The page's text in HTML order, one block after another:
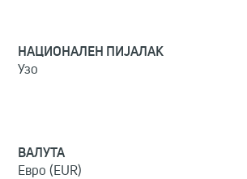
НАЦИОНАЛЕН ПИЈАЛАК
Узо
ВАЛУТА
Евро (EUR)